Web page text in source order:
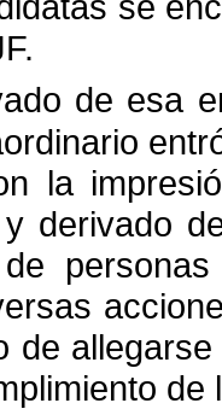
de esa
la
y derivado
de personas
de allegarse
de